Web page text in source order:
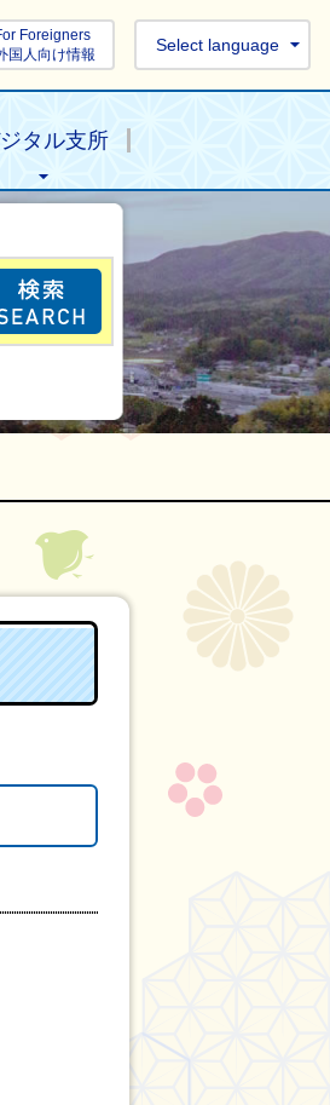
Foreigners
国人向け情報
Select language
タル支所
目的の情報を探